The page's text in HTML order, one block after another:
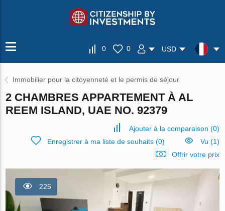
0 0 USD
Immobilier pour la citoyenneté et le permis de séjour
2 CHAMBRES APPARTEMENT À AL
REEM ISLAND, UAE NO. 92379
Ajouter à la comparaison (0)
Enregistrer à ma liste de souhaits(0)
Vu (1)
Offrir votre prix
225